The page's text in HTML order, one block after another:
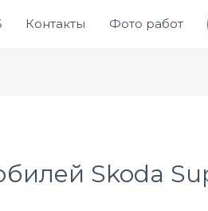
Контакты Фото работ
Skoda